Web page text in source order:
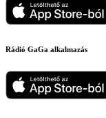
Rádió GaGa alkalmazás